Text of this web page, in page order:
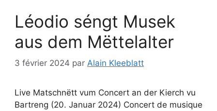
Léodio séngt Musek
aus dem Mëttelalter
3 février 2024 par Alain Kleeblatt
Live Matschnëtt vum Concert an der Kierch vu
Bartreng (20. Januar 2024) Concert de musique